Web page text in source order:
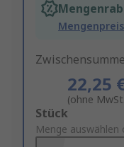
22,25
(ohne
Add
to
Stück
Menge auswählen